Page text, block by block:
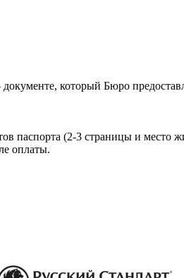
который Бюро
паспорта (2-3 страницы и место
оплаты.